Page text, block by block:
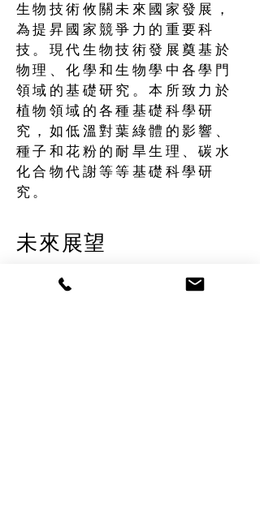
生物技術攸關未來國家發展，
為提昇國家競爭力的重要科
技。現代生物技術發展奠基於
物理、化學和生物學中各學門
領域的基礎研究。本所致力於
植物領域的各種基礎科學研
究，如低溫對葉綠體的影響、
種子和花粉的耐旱生理、碳水
化合物代謝等等基礎科學研
究。
未來展望
本所未來發展，主要有以下方向：